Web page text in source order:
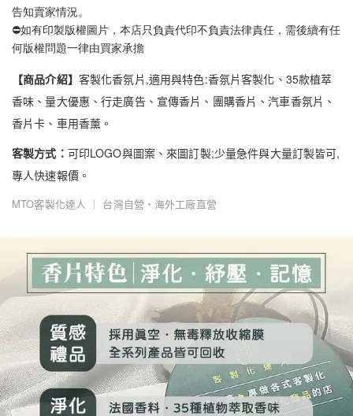
告知賣家情況。
⛔如有印製版權圖片，本店只負責代印不負責法律責任，需後續有任
何版權問題一律由買家承擔
【商品介紹】 客製化香氛片,適用與特色:香氛片客製化、35款植萃
香味、量大優惠、行走廣告、宣傳香片、團購香片、汽車香氛片、
香片卡、車用香薰。
客製方式： 可印LOGO與圖案、來圖訂製;少量急件與大量訂製皆可,
專人快速報價。
MTO客製化達人 ｜ 台灣自營・海外工廠直營